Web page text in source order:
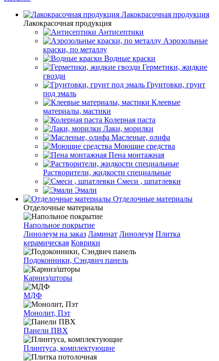
Лакокрасочная продукция
Лакокрасочная продукция
Антисептики
Аэрозольные
краски, по металлу
Водные краски
Герметики, жидкие
гвозди
Грунтовки, грунт
под эмаль
Клеевые
материалы, мастики
Колерная паста
Лаки, морилки
Масленые, олифа
Моющие средства
Пена монтажная
Растворители, жидкости специальные
Смеси , шпатлевки
Эмали
Отделочные материалы
Отделочные материалы
Напольное покрытие
Линолеум на заказ Ламинат Линолеум Плитка
керамическая Коврики
Подоконники, Сэндвич панель
Карниз/шторы
МДФ
Монолит, Пэт
Панели ПВХ
Плинтуса, комплектующие